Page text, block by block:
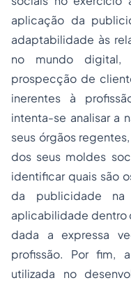
aplicação da
adaptabilidade às
no mundo
prospecção de
inerentes à
intenta-se analisar a
seus órgãos
dos seus moldes
identificar quais são
da publicidade na
aplicabilidade dentro
dada a expressa
profissão. Por fim,
utilizada no